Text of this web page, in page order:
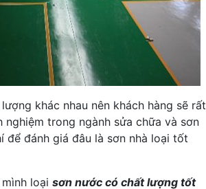
khác nhau nên khách hàng sẽ rất
trong ngành sửa chữa và sơn
để đánh giá đâu là sơn nhà loại tốt
loại sơn nước có chất lượng tốt